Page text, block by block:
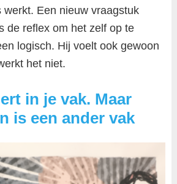
werkt. Een nieuw vraagstuk
de reflex om het zelf op te
logisch. Hij voelt ook gewoon
het niet.
in je vak. Maar
is een ander vak